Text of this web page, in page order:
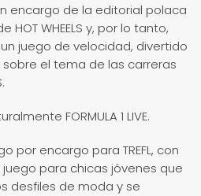
un encargo de la editorial polaca
HOT WHEELS y, por lo tanto,
juego de velocidad, divertido
el tema de las carreras
FORMULA 1 LIVE.
por encargo para TREFL, con
juego para chicas jóvenes que
desfiles de moda y se